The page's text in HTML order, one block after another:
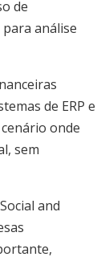
de
análise
de ERP e
onde
sem
and